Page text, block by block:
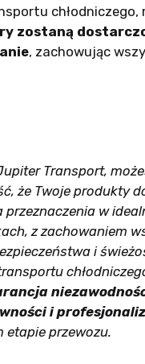
chłodniczego,
zostaną
, zachowując
Transport,
że Twoje produkty
przeznaczenia w
z zachowaniem
i
i
etapie przewozu.